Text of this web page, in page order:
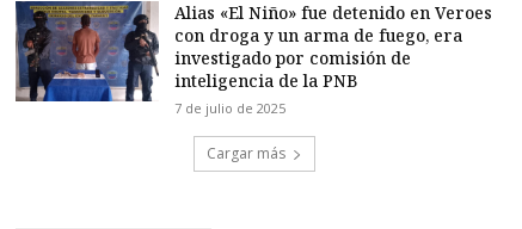
Alias «El Niño» fue detenido en Veroes
con droga y un arma de fuego, era
investigado por comisión de
inteligencia de la PNB
7 de julio de 2025
Cargar más